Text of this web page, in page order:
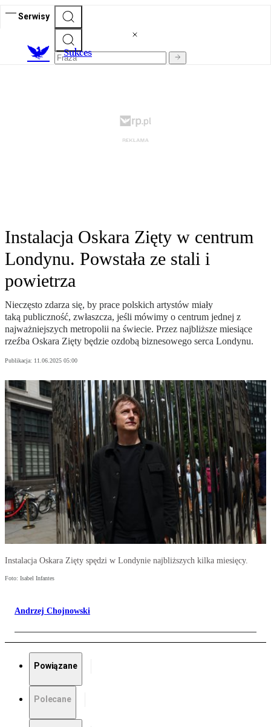
Serwisy
Sukces
Instalacja Oskara Zięty w centrum
Londynu. Powstała ze stali i
powietrza
Nieczęsto zdarza się, by prace polskich artystów miały
taką publiczność, zwłaszcza, jeśli mówimy o centrum jednej z
najważniejszych metropolii na świecie. Przez najbliższe miesiące
rzeźba Oskara Zięty będzie ozdobą biznesowego serca Londynu.
Publikacja: 11.06.2025 05:00
Instalacja Oskara Zięty spędzi w Londynie najbliższych kilka miesięcy.
Foto: Isabel Infantes
Andrzej Chojnowski
Powiązane
Polecane